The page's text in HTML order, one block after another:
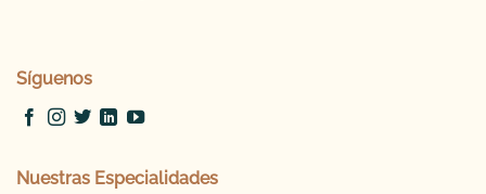
Síguenos
Nuestras Especialidades